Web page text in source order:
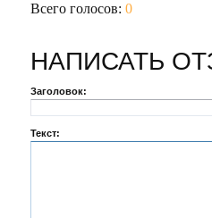
Всего голосов: 0
НАПИСАТЬ
Заголовок:
Текст: